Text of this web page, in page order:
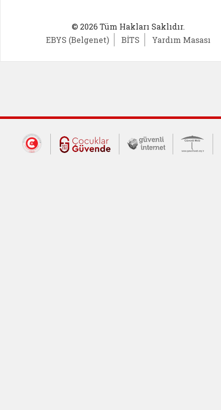
© 2026 Tüm Hakları Saklıdır.
EBYS (Belgenet)
BİTS Yardım Masası
Dış Bağlantılar
Cumhurbaşkanlığı İletişim Merkezi
Çocuklar Güvende (yeni
Güvenli